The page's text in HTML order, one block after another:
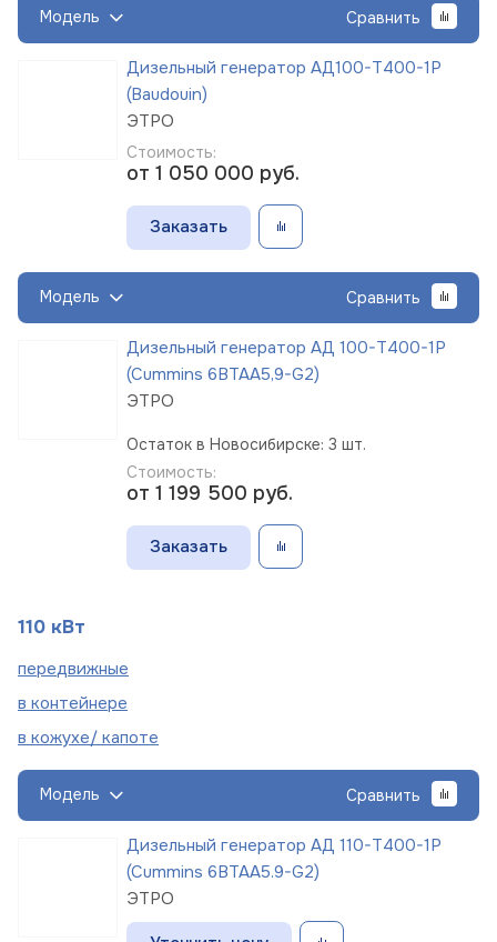
Модель Сравнить
Дизельный генератор АД100-Т400-1Р
(Baudouin)
ЭТРО
Стоимость:
от 1 050 000 руб.
Заказать
Модель Сравнить
Дизельный генератор АД 100-Т400-1Р
(Cummins 6BTAA5,9-G2)
ЭТРО
Остаток в Новосибирске: 3 шт.
Стоимость:
от 1 199 500 руб.
Заказать
110 кВт
передвижные
в контейнере
в кожухе/ капоте
Модель Сравнить
Дизельный генератор АД 110-Т400-1Р
(Cummins 6BTAA5.9-G2)
ЭТРО